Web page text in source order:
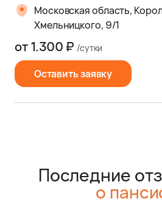
Московская область,
Хмельницкого, 9/1
Оставить заявку
от 1.300 ₽ /сутки
Последние
о